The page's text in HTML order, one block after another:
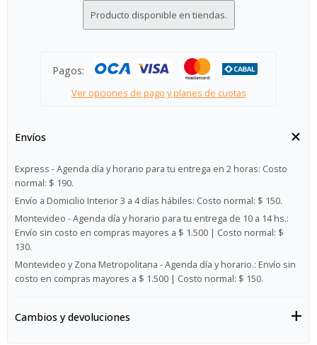
Producto disponible en tiendas.
Pagos:
Ver opciones de pago y planes de cuotas
Envíos
Express - Agenda día y horario para tu entrega en 2 horas: Costo
normal: $ 190.
Envío a Domicilio Interior 3 a 4 días hábiles: Costo normal: $ 150.
Montevideo - Agenda día y horario para tu entrega de 10 a 14 hs.:
Envío sin costo en compras mayores a $ 1.500 | Costo normal: $
130.
Montevideo y Zona Metropolitana - Agenda día y horario.: Envío sin
costo en compras mayores a $ 1.500 | Costo normal: $ 150.
Cambios y devoluciones